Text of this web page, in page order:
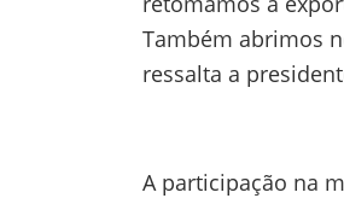
Também abrimos
ressalta a
A participação na